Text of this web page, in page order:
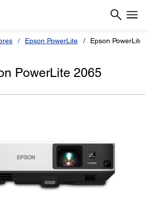
Epson PowerLite Epson PowerLite
PowerLite 2065